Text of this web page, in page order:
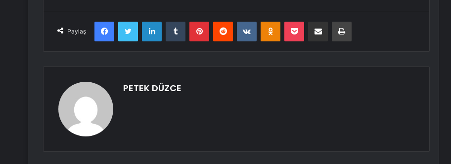
Paylaş
FacebookTwitter LinkedInTumblr PinterestReddit VKontakteOdnoklassniki
Pocket E-Posta ile paylaş Yazdır
PETEK DÜZCE